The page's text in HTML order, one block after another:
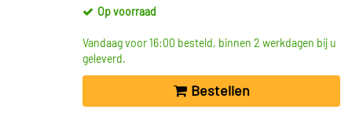
Op voorraad
Vandaag voor 16:00 besteld, binnen 2 werkdagen bij u
geleverd.
Bestellen